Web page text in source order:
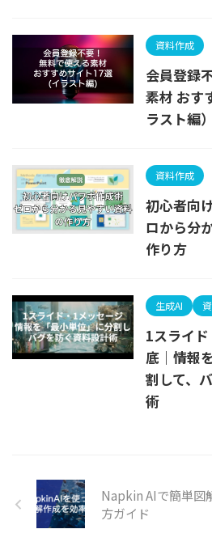
資料作成
会員登録
素材 おす
ラスト編）
資料作成
初心者向
ロから分
作り方
生成AI
1スライ
底｜情報
割して、
術
Napkin AIで簡単図
方ガイド